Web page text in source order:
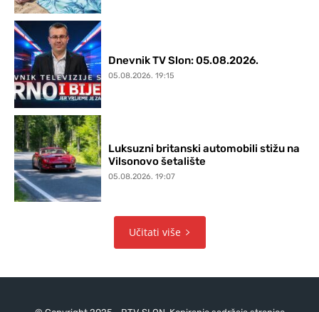
Dnevnik TV Slon: 05.08.2026.
05.08.2026. 19:15
Luksuzni britanski automobili stižu na
Vilsonovo šetalište
05.08.2026. 19:07
Učitati više